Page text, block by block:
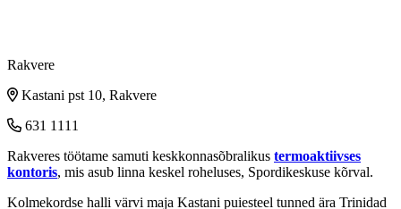
Rakvere
Kastani pst 10, Rakvere
631 1111
Rakveres töötame samuti keskkonnasõbralikus termoaktiivses
kontoris, mis asub linna keskel roheluses, Spordikeskuse kõrval.
Kolmekordse halli värvi maja Kastani puiesteel tunned ära Trinidad